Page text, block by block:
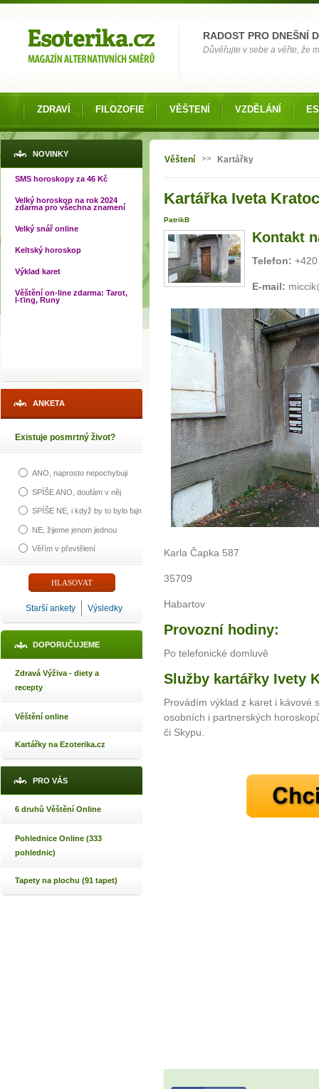
RADOST PRO DNEŠNÍ
Důvěřujte v sebe a věřte, že
ZDRAVÍ FILOZOFIE VĚŠTENÍ VZDĚLÁNÍ
NOVINKY
SMS horoskopy za 46 Kč
Velký horoskop na rok 2024
zdarma pro všechna znamení
Velký snář online
Keltský horoskop
Výklad karet
Věštění on-line zdarma: Tarot,
I-ťing, Runy
ANKETA
Existuje posmrtný život?
ANO, naprosto nepochybuji
SPÍŠE ANO, doufám v něj
SPÍŠE NE, i když by to bylo fajn
NE, žijeme jenom jednou
Věřím v převtělení
Starší ankety Výsledky
DOPORUČUJEME
Zdravá Výživa - diety a
recepty
Věštění online
Kartářky na Ezoterika.cz
PRO VÁS
6 druhů Věštění Online
Pohlednice Online (333
pohlednic)
Tapety na plochu (91 tapet)
Jste zde
Věštení >> Kartářky
Kartářka Iveta
PatrikB
Kontakt
Telefon:
E-mail:
Karla Čapka 587
35709
Habartov
Provozní hodiny:
Po telefonické domluvě
Služby kartářky Ivety
Provádím výklad z karet i kávové
osobních i partnerských
či Skypu.